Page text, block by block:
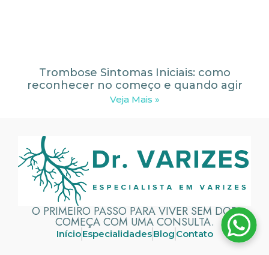
Trombose Sintomas Iniciais: como
reconhecer no começo e quando agir
Veja Mais »
O PRIMEIRO PASSO PARA VIVER SEM DOR
COMEÇA COM UMA CONSULTA.
InícioEspecialidadesBlog Contato